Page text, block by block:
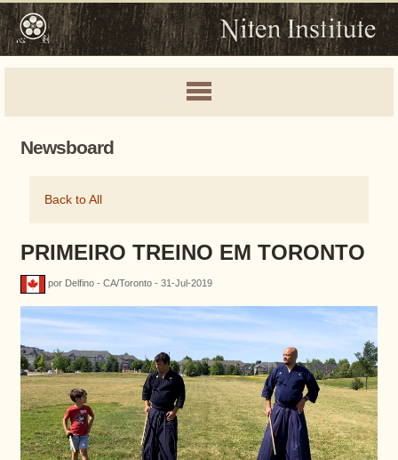
Newsboard
Back to All
PRIMEIRO TREINO EM TORONTO
por Delfino - CA/Toronto - 31-Jul-2019